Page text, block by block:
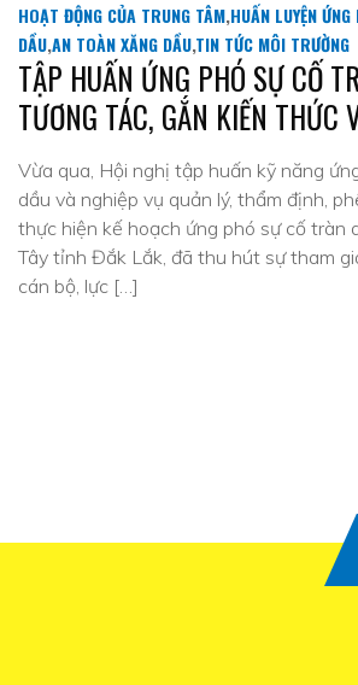
HOẠT ĐỘNG CỦA TRUNG TÂM,HUẤN LUYỆN
DẦU,AN TOÀN XĂNG DẦU,TIN TỨC MÔI TRƯỜNG
TẬP HUẤN ỨNG PHÓ SỰ CỐ
TƯƠNG TÁC, GẮN KIẾN THỨC
Vừa qua, Hội nghị tập huấn kỹ năng
dầu và nghiệp vụ quản lý, thẩm định,
thực hiện kế hoạch ứng phó sự cố tràn
Tây tỉnh Đắk Lắk, đã thu hút sự tham
cán bộ, lực […]